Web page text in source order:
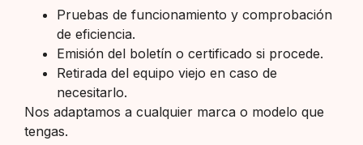
Pruebas de funcionamiento y comprobación
de eficiencia.
Emisión del boletín o certificado si procede.
Retirada del equipo viejo en caso de
necesitarlo.
Nos adaptamos a cualquier marca o modelo que
tengas.